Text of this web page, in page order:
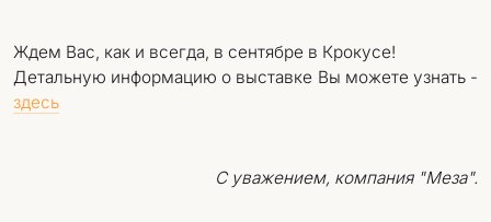
Ждем Вас, как и всегда, в сентябре в Крокусе!
Детальную информацию о выставке Вы можете узнать -
здесь
С уважением, компания "Меза".